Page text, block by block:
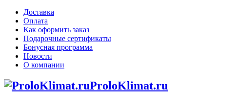
Доставка
Оплата
Как оформить заказ
Подарочные сертификаты
Бонусная программа
Новости
О компании
ProloKlimat.ru